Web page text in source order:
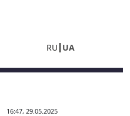
RU UA
16:47, 29.05.2025